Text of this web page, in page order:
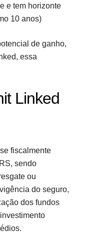
e tem horizonte
10 anos)
de ganho,
essa
Linked
fiscalmente
sendo
ou
do seguro,
dos fundos